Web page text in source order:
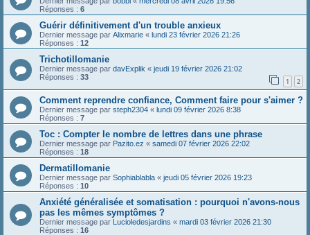
Réponses : 6
Guérir définitivement d'un trouble anxieux
Dernier message par Alixmarie « lundi 23 février 2026 21:26
Réponses : 12
Trichotillomanie
Dernier message par davExplik « jeudi 19 février 2026 21:02
Réponses : 33 1 2
Comment reprendre confiance, Comment faire pour s'aimer ?
Dernier message par steph2304 « lundi 09 février 2026 8:38
Réponses : 7
Toc : Compter le nombre de lettres dans une phrase
Dernier message par Pazito.ez « samedi 07 février 2026 22:02
Réponses : 18
Dermatillomanie
Dernier message par Sophiablabla « jeudi 05 février 2026 19:23
Réponses : 10
Anxiété généralisée et somatisation : pourquoi n'avons-nous
pas les mêmes symptômes ?
Dernier message par Lucioledesjardins « mardi 03 février 2026 21:30
Réponses : 16